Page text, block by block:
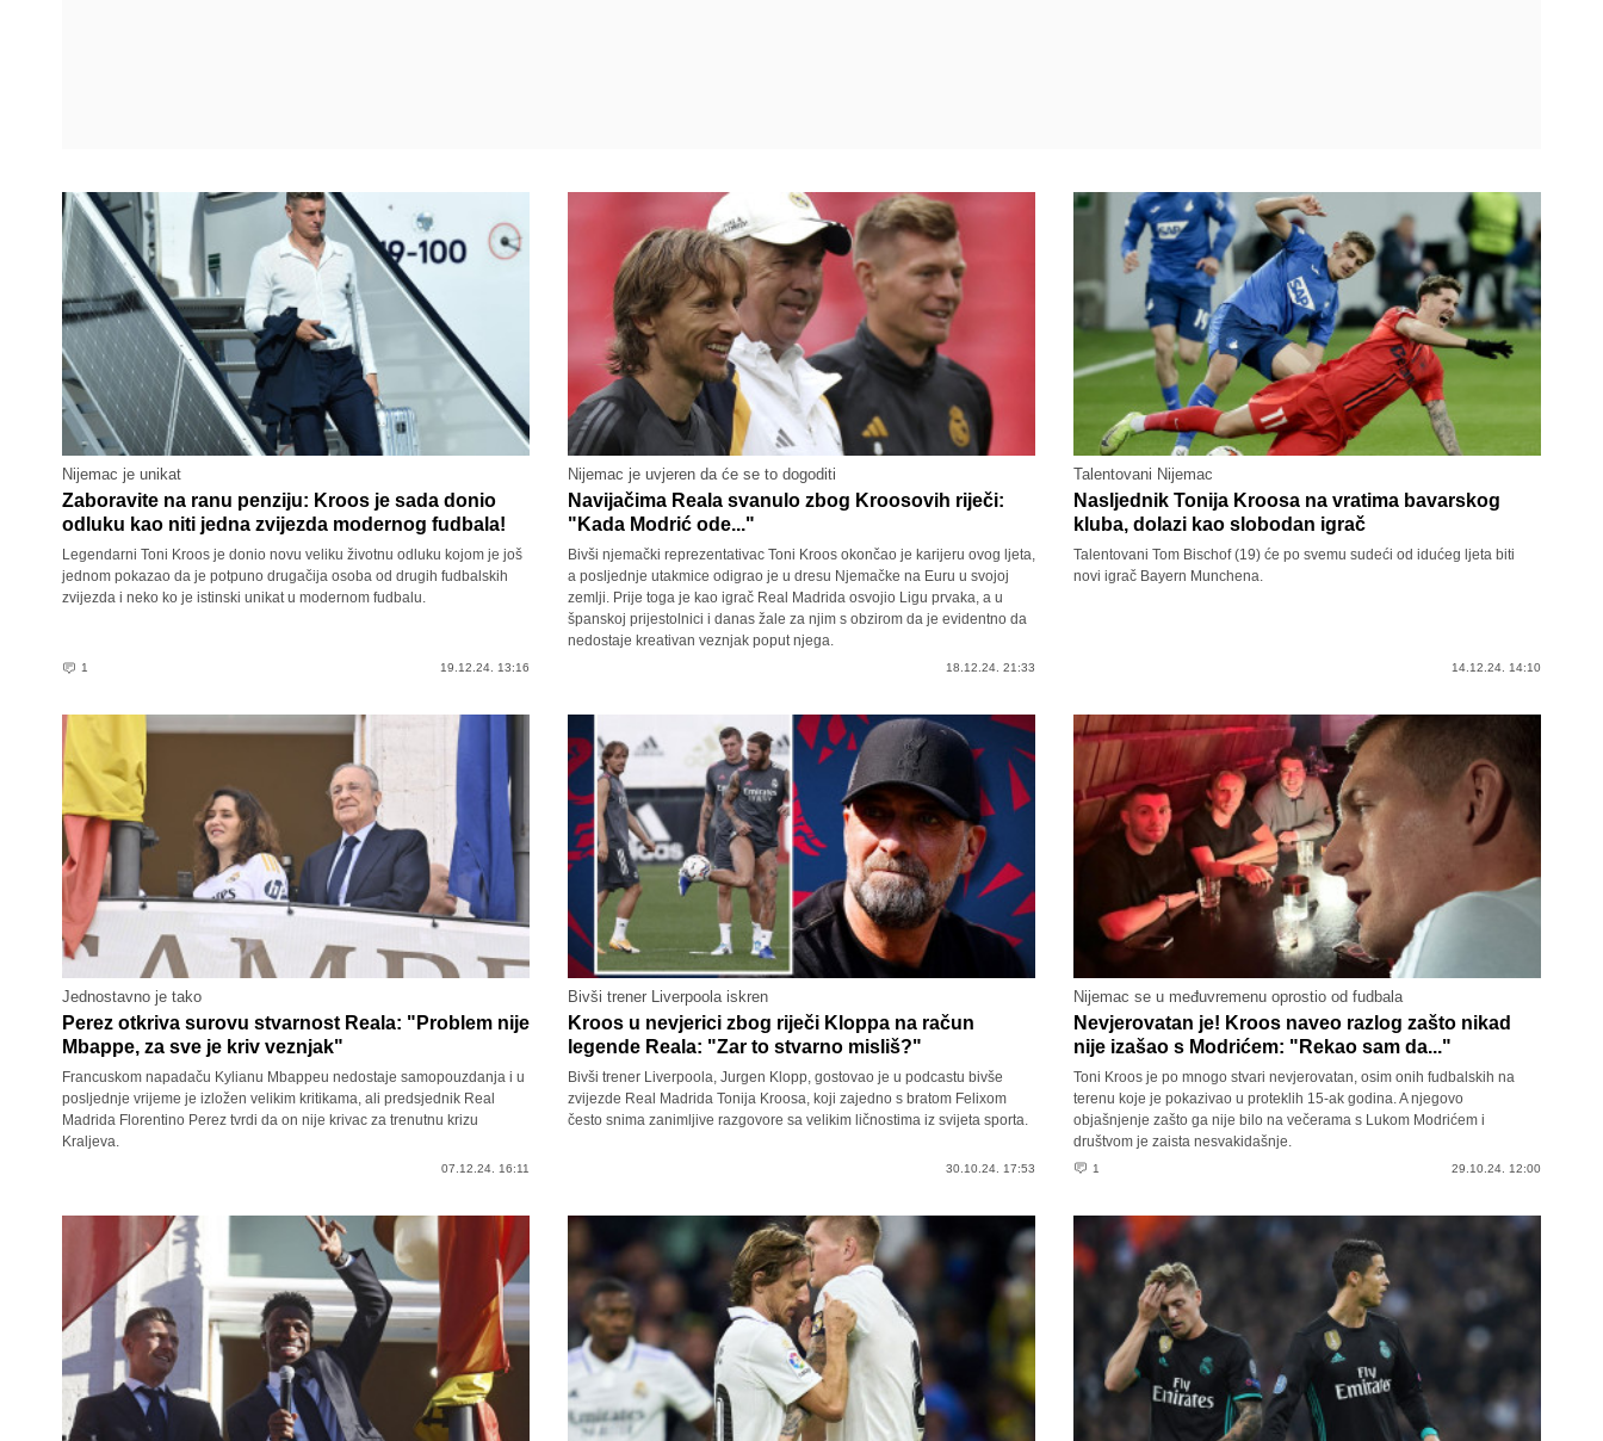
Nijemac je unikat
Zaboravite na ranu penziju: Kroos je sada donio
odluku kao niti jedna zvijezda modernog fudbala!
Legendarni Toni Kroos je donio novu veliku životnu odluku kojom je još
jednom pokazao da je potpuno drugačija osoba od drugih fudbalskih
zvijezda i neko ko je istinski unikat u modernom fudbalu.
1 19.12.24. 13:16
Nijemac je uvjeren da će se to dogoditi
Navijačima Reala svanulo zbog Kroosovih riječi:
"Kada Modrić ode..."
Bivši njemački reprezentativac Toni Kroos okončao je karijeru ovog ljeta,
a posljednje utakmice odigrao je u dresu Njemačke na Euru u svojoj
zemlji. Prije toga je kao igrač Real Madrida osvojio Ligu prvaka, a u
španskoj prijestolnici i danas žale za njim s obzirom da je evidentno da
nedostaje kreativan veznjak poput njega.
18.12.24. 21:33
Talentovani Nijemac
Nasljednik Tonija Kroosa na vratima bavarskog
kluba, dolazi kao slobodan igrač
Talentovani Tom Bischof (19) će po svemu sudeći od idućeg ljeta biti
novi igrač Bayern Munchena.
14.12.24. 14:10
Jednostavno je tako
Perez otkriva surovu stvarnost Reala: "Problem nije
Mbappe, za sve je kriv veznjak"
Francuskom napadaču Kylianu Mbappeu nedostaje samopouzdanja i u
posljednje vrijeme je izložen velikim kritikama, ali predsjednik Real
Madrida Florentino Perez tvrdi da on nije krivac za trenutnu krizu
Kraljeva.
07.12.24. 16:11
Bivši trener Liverpoola iskren
Kroos u nevjerici zbog riječi Kloppa na račun
legende Reala: "Zar to stvarno misliš?"
Bivši trener Liverpoola, Jurgen Klopp, gostovao je u podcastu bivše
zvijezde Real Madrida Tonija Kroosa, koji zajedno s bratom Felixom
često snima zanimljive razgovore sa velikim ličnostima iz svijeta sporta.
30.10.24. 17:53
Nijemac se u međuvremenu oprostio od fudbala
Nevjerovatan je! Kroos naveo razlog zašto nikad
nije izašao s Modrićem: "Rekao sam da..."
Toni Kroos je po mnogo stvari nevjerovatan, osim onih fudbalskih na
terenu koje je pokazivao u proteklih 15-ak godina. A njegovo
objašnjenje zašto ga nije bilo na večerama s Lukom Modrićem i
društvom je zaista nesvakidašnje.
1 29.10.24. 12:00